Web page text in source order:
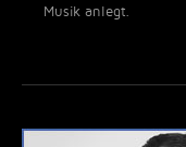
Musik anlegt.